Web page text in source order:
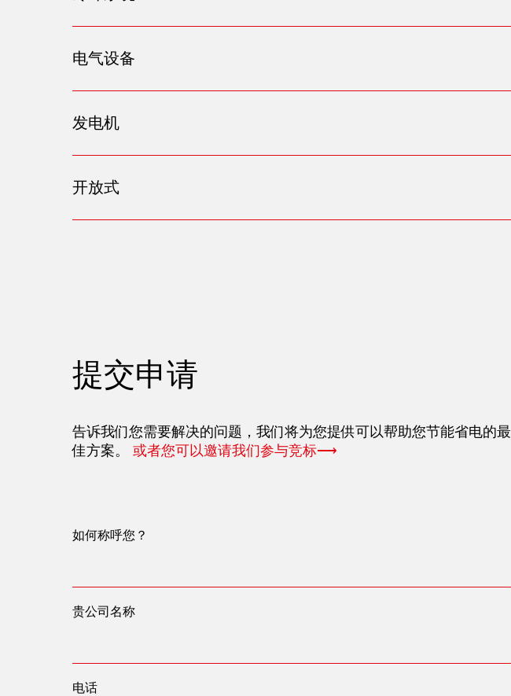
电气设备
发电机
开放式
提交申请
告诉我们您需要解决的问题，我们将为您提供可以帮助您节能省电的最
佳方案。 或者您可以邀请我们参与竞标⟶
如何称呼您？
贵公司名称
电话